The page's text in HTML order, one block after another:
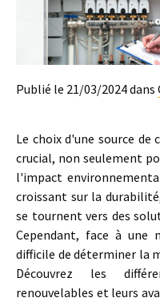
Publié le 21/03/2024 dans
Le choix d'une source
crucial, non seulement
l'impact
croissant sur la
se tournent vers des
Cependant, face à
difficile de déterminer la
Découvrez les
renouvelables et leurs